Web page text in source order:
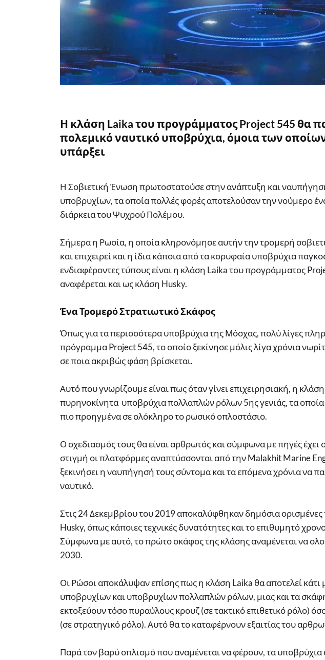
Η κλάση Laika του προγράμματος Project 545 θα
πολεμικό ναυτικό υποβρύχια, όμοια των
υπάρξει
Η Σοβιετική Ένωση πρωτοστατούσε στην ανάπτυξη και
υποβρυχίων, τα οποία πολλές φορές αποτελούσαν την νούμερο
διάρκεια του Ψυχρού Πολέμου.
Σήμερα η Ρωσία, η οποία κληρονόμησε αυτήν την τρομερή
και επιχειρεί και η ίδια κάποια από τα κορυφαία υποβρύχια
ενδιαφέροντες τύπους είναι η κλάση Laika του προγράμματος
αναφέρεται και ως κλάση Husky.
Ένα Τρομερό Στρατιωτικό Σκάφος
Όπως για τα περισσότερα υποβρύχια της Μόσχας, πολύ λίγες
πρόγραμμα Project 545, το οποίο ξεκίνησε μόλις λίγα χρόνια
σε ποια ακριβώς φάση βρίσκεται.
Αυτό που γνωρίζουμε είναι πως όταν γίνει επιχειρησιακή, η
πυρηνοκίνητα υποβρύχια πολλαπλών ρόλων 5ης γενιάς, τα
πιο προηγμένα σε ολόκληρο το ρωσικό οπλοστάσιο.
Ο σχεδιασμός τους θα είναι αρθρωτός και σύμφωνα με πηγές έχει
στιγμή οι πλατφόρμες αναπτύσσονται από την Malakhit Marine
ξεκινήσει η ναυπήγησή τους σύντομα και τα επόμενα χρόνια να
ναυτικό.
Στις 24 Δεκεμβρίου του 2019 αποκαλύφθηκαν δημόσια
Husky, όπως κάποιες τεχνικές δυνατότητες και το επιθυμητό
Σύμφωνα με αυτό, το πρώτο σκάφος της κλάσης αναμένεται να
2030.
Οι Ρώσοι αποκάλυψαν επίσης πως η κλάση Laika θα αποτελεί κάτι
υποβρυχίων και υποβρυχίων πολλαπλών ρόλων, μιας και τα
εκτοξεύουν τόσο πυραύλους κρουζ (σε τακτικό επιθετικό ρόλο)
(σε στρατηγικό ρόλο). Αυτό θα το καταφέρνουν εξαιτίας του
Παρά τον βαρύ οπλισμό που αναμένεται να φέρουν, τα υποβρύχια